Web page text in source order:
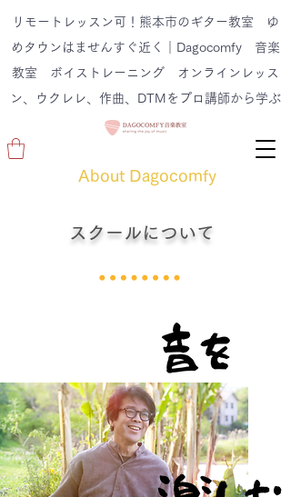
リモートレッスン可！熊本市のギター教室 ゆ
めタウンはませんすぐ近く｜Dagocomfy 音楽
教室 ボイストレーニング オンラインレッス
ン、ウクレレ、作曲、DTMをプロ講師から学ぶ
About Dagocomfy
スクールについて